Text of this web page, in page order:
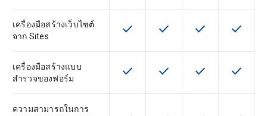
เครื่องมือสร้างเว็บไซต์
จาก Sites
ฟีเจอร์นี้ใช้ได้กับ SKU
check ฟีเจอร์นี้ใช้ได้กับ SKU
check ฟีเจอร์นี้ใช้ได้กับ
check ฟีเจอร์นี้
check
เครื่องมือสร้างแบบ
สำรวจของฟอร์ม
ฟีเจอร์นี้ใช้ได้กับ SKU
check ฟีเจอร์นี้ใช้ได้กับ SKU
check ฟีเจอร์นี้ใช้ได้กับ
check ฟีเจอร์นี้
check
ความสามารถในการ